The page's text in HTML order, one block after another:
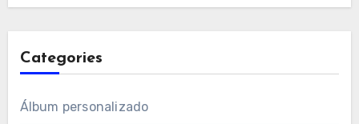
Categories
Álbum personalizado